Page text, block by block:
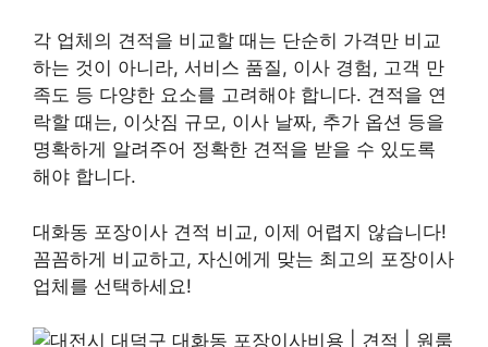
각 업체의 견적을 비교할 때는 단순히 가격만 비교
하는 것이 아니라, 서비스 품질, 이사 경험, 고객 만
족도 등 다양한 요소를 고려해야 합니다. 견적을 연
락할 때는, 이삿짐 규모, 이사 날짜, 추가 옵션 등을
명확하게 알려주어 정확한 견적을 받을 수 있도록
해야 합니다.
대화동 포장이사 견적 비교, 이제 어렵지 않습니다!
꼼꼼하게 비교하고, 자신에게 맞는 최고의 포장이사
업체를 선택하세요!